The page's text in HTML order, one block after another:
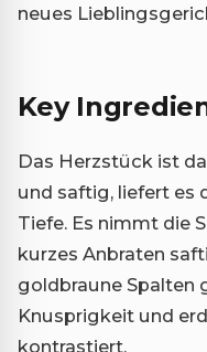
neues
Key
Das Herzstück ist
und saftig, liefert es
Tiefe. Es nimmt die
kurzes Anbraten
goldbraune Spalten
Knusprigkeit und
kontrastiert.